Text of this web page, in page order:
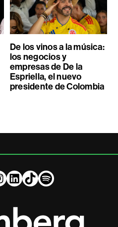
De los vinos a la música:
los negocios y
empresas de De la
Espriella, el nuevo
presidente de Colombia